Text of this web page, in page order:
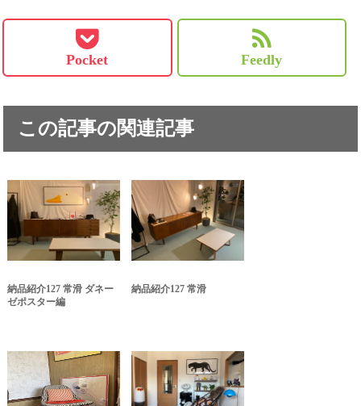
Pocket Feedly
この記事の関連記事
納品紹介127 常滑 ダネー
ゼポスター編
納品紹介127 常滑